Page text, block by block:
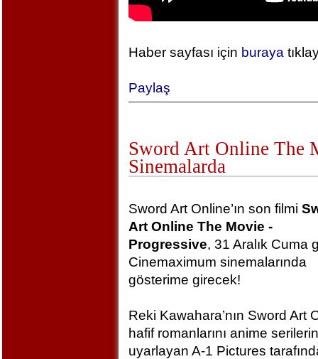
Haber sayfası için buraya
Paylaş
Sword Art Online The
Sinemalarda
Sword Art Online’ın son filmi
Art Online The Movie -
Progressive, 31 Aralık Cuma
Cinemaximum sinemalarında
gösterime girecek!
Reki Kawahara’nın Sword Art
hafif romanlarını anime
uyarlayan A-1 Pictures